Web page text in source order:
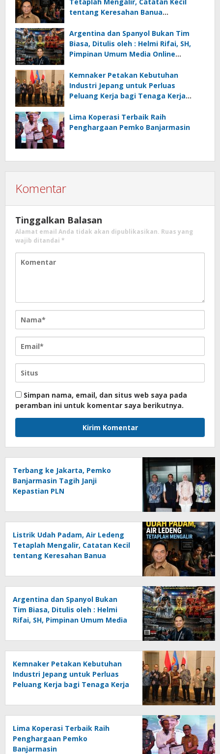
tentang Keresahan Banua
Ancaman Lingkungan, Oleh : Helmi
Rifai, SH
Argentina dan Spanyol Bukan Tim
Biasa, Ditulis oleh : Helmi Rifai, SH,
Pimpinan Umum Media Online
Kemnaker Petakan Kebutuhan
Industri Jepang untuk Perluas
Peluang Kerja bagi Tenaga Kerja
Lima Koperasi Terbaik Raih
Penghargaan Pemko Banjarmasin
Komentar
Tinggalkan Balasan
Alamat email Anda tidak akan dipublikasikan. Ruas yang
wajib ditandai *
Simpan nama, email, dan situs web saya pada
peramban ini untuk komentar saya berikutnya.
Terbang ke Jakarta, Pemko
Banjarmasin Tagih Janji
Kepastian PLN
Listrik Udah Padam, Air Ledeng
Tetaplah Mengalir, Catatan Kecil
tentang Keresahan Banua
Ancaman Lingkungan, Oleh :
Helmi Rifai, SH
Argentina dan Spanyol Bukan
Tim Biasa, Ditulis oleh : Helmi
Rifai, SH, Pimpinan Umum Media
Kemnaker Petakan Kebutuhan
Industri Jepang untuk Perluas
Peluang Kerja bagi Tenaga Kerja
Lima Koperasi Terbaik Raih
Penghargaan Pemko
Banjarmasin